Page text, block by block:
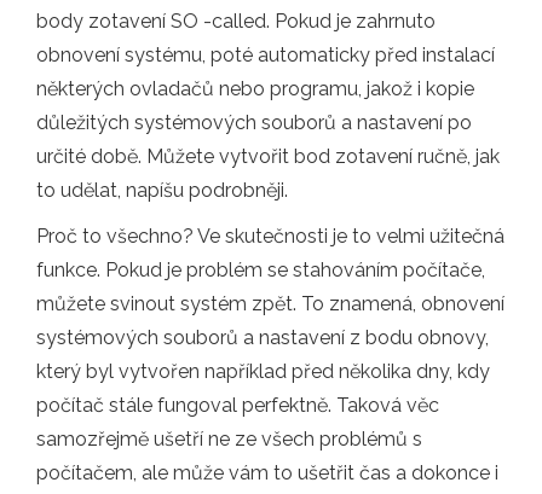
body zotavení SO -called. Pokud je zahrnuto
obnovení systému, poté automaticky před instalací
některých ovladačů nebo programu, jakož i kopie
důležitých systémových souborů a nastavení po
určité době. Můžete vytvořit bod zotavení ručně, jak
to udělat, napíšu podrobněji.
Proč to všechno? Ve skutečnosti je to velmi užitečná
funkce. Pokud je problém se stahováním počítače,
můžete svinout systém zpět. To znamená, obnovení
systémových souborů a nastavení z bodu obnovy,
který byl vytvořen například před několika dny, kdy
počítač stále fungoval perfektně. Taková věc
samozřejmě ušetří ne ze všech problémů s
počítačem, ale může vám to ušetřit čas a dokonce i